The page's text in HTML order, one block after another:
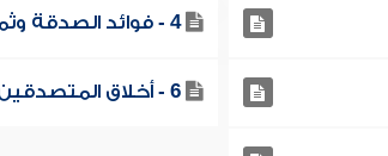
4 - فوائد الصدقة وثمارها
6 - أخلاق المتصدقين